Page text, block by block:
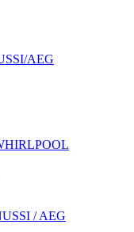
AEG
/ AEG